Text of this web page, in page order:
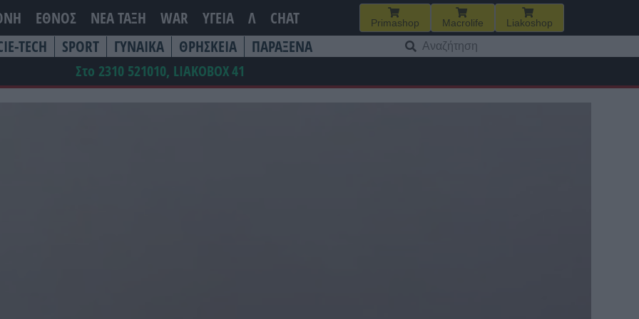
ΕΘΝΟΣ ΝΕΑ ΤΆΞΗ WAR ΥΓΕΙΑ Λ CHAT Primashop Macrolife Liakoshop
TECH SPORT ΓΥΝΑΙΚΑ ΘΡΗΣΚΕΙΑ ΠΑΡΑΞΕΝΑ
για:
Στο 2310 521010, LIAKOBOX41